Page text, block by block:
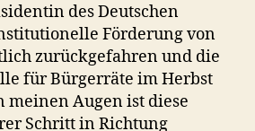
des Deutschen
Förderung von
zurückgefahren und die
für Bürgerräte im Herbst
meinen Augen ist diese
Schritt in Richtung